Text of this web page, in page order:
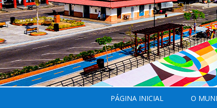
PÁGINA INICIAL O